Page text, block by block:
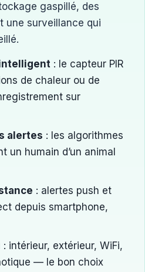
gaspillé, des
une surveillance qui
: le capteur PIR
de chaleur ou de
sur
alertes : les algorithmes
un humain d’un animal
: alertes push et
depuis smartphone,
: intérieur, extérieur, WiFi,
— le bon choix